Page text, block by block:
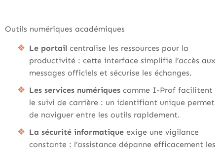
Outils numériques académiques
Le portail centralise les ressources pour la
productivité : cette interface simplifie l’accès aux
messages officiels et sécurise les échanges.
Les services numériques comme I-Prof facilitent
le suivi de carrière : un identifiant unique permet
de naviguer entre les outils rapidement.
La sécurité informatique exige une vigilance
constante : l’assistance dépanne efficacement les